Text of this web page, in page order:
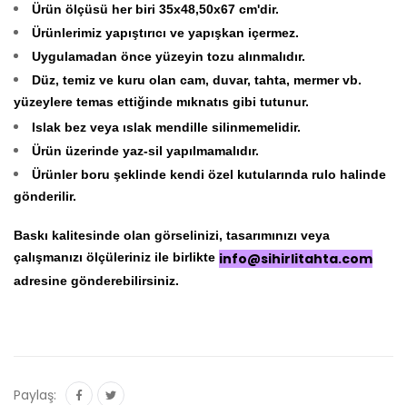
Ürün ölçüsü her biri 35x48,50x67 cm'dir.
Ürünlerimiz yapıştırıcı ve yapışkan içermez.
Uygulamadan önce yüzeyin tozu alınmalıdır.
Düz, temiz ve kuru olan cam, duvar, tahta, mermer vb.
yüzeylere temas ettiğinde mıknatıs gibi tutunur.
Islak bez veya ıslak mendille silinmemelidir.
Ürün üzerinde yaz-sil yapılmamalıdır.
Ürünler boru şeklinde kendi özel kutularında rulo halinde
gönderilir.
Baskı kalitesinde olan görselinizi, tasarımınızı veya
çalışmanızı ölçüleriniz ile birlikte info@sihirlitahta.com
adresine gönderebilirsiniz.
Paylaş: